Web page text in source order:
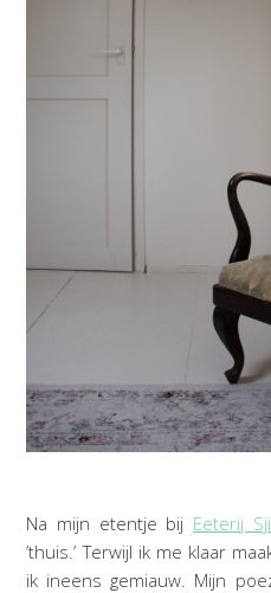
Na mijn etentje bij Eeterij
’thuis.’ Terwijl ik me klaar
ik ineens gemiauw. Mijn